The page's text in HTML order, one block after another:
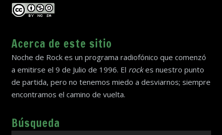
Acerca de este sitio
Noche de Rock es un programa radiofónico que comenzó
a emitirse el 9 de Julio de 1996. El rockes nuestro punto
de partida, pero no tenemos miedo a desviarnos; siempre
encontramos el camino de vuelta.
Búsqueda